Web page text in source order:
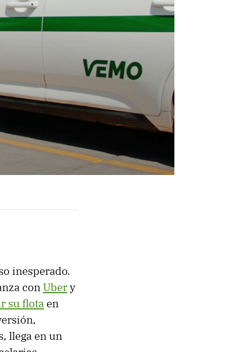
inesperado.
con Ubery
su flota en
llega en un